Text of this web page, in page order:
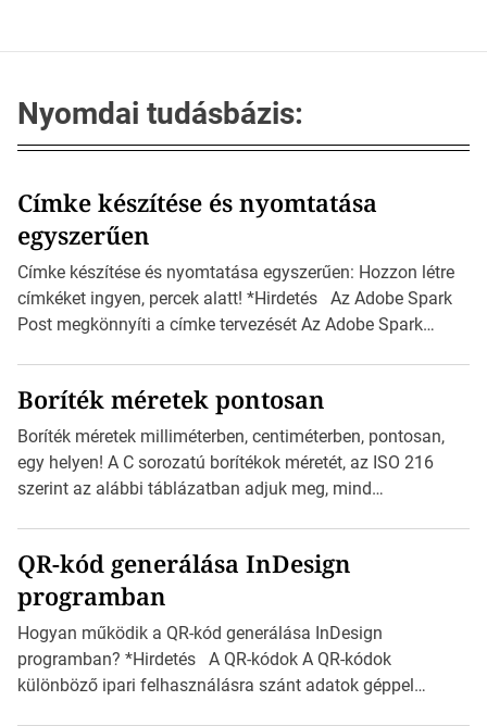
Nyomdai tudásbázis:
Címke készítése és nyomtatása
egyszerűen
Címke készítése és nyomtatása egyszerűen: Hozzon létre
címkéket ingyen, percek alatt! *Hirdetés Az Adobe Spark
Post megkönnyíti a címke tervezését Az Adobe Spark
igazán foroghatnak a kreatív fogaskerekek, miközben
zajlik a saját címke készítése. Hogyan készítsünk címkét?
Válasszon méretet és alakot: Válassza ki a kívánt címke
méretét. Akár néhány […]
Boríték méretek pontosan
Boríték méretek milliméterben, centiméterben, pontosan,
egy helyen! A C sorozatú borítékok méretét, az ISO 216
szerint az alábbi táblázatban adjuk meg, mind
mutatja az A4-es papírlaphoz viszonyítva. Az amerikai és
észak-amerikai boríték méretére az ISO 216 nem
vonatkozik. Boríték méretének táblázata C0-tól […]
QR-kód generálása InDesign
programban
Hogyan működik a QR-kód generálása InDesign
programban? *Hirdetés A QR-kódok A QR-kódok
különböző ipari felhasználásra szánt adatok géppel